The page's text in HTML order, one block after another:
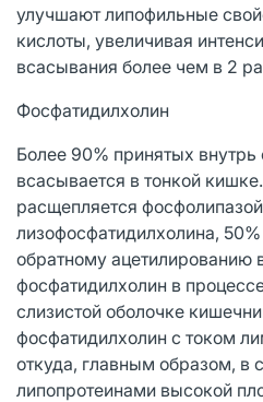
улучшают липофильные
кислоты, увеличивая
всасывания более чем в 2
Фосфатидилхолин
Более 90% принятых
всасывается в тонкой
расщепляется
лизофосфатидилхолина,
обратному
фосфатидилхолин в
слизистой оболочке
фосфатидилхолин с током
откуда, главным образом, в
липопротеинами высокой